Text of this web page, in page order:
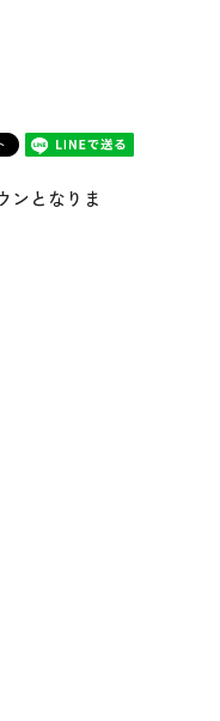
ンとなりま